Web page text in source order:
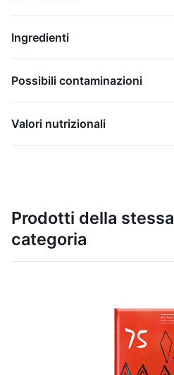
Ingredienti
Possibili contaminazioni
Valori nutrizionali
Prodotti della stessa
categoria